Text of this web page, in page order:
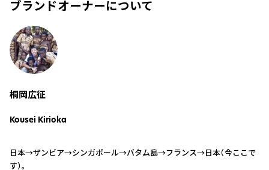
ブランドオーナーについて
桐岡広征
Kousei Kirioka
日本→ザンビア→シンガポール→バタム島→フランス→日本（今ここで
す）。